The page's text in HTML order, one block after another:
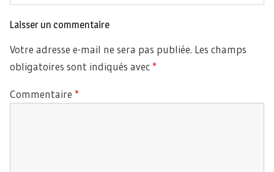
l’article
Précédent:
Laisser un commentaire
Votre adresse e-mail ne sera pas publiée. Les champs
obligatoires sont indiqués avec*
Commentaire *